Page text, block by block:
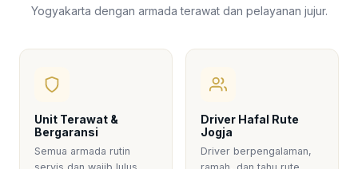
Yogyakarta dengan armada terawat dan pelayanan jujur.
Unit Terawat &
Bergaransi
Semua armada rutin
Driver Hafal Rute
Jogja
Driver berpengalaman,